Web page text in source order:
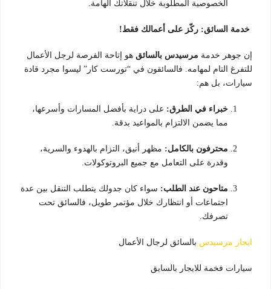
الخصوصية المطلوبة خلال تنقلاتك الهامة.
خدمة السائق: ركّز على أعمالك فقط!
إن جوهر خدمة مرسيدس بالسائق هو إتاحة الفرصة لرجل الأعمال
للتفرغ التام لمهامه. فالسائقون في “تورست كار” ليسوا مجرد قادة
سيارات، بل هم:
خبراء في الطرق: على دراية بأفضل المسارات وأسرعها،
مما يضمن الالتزام بالمواعيد بدقة.
محترفون بالكامل: مظهر أنيق، التزام بالهدوء والسرية،
وقدرة على التعامل مع جميع البروتوكولات.
متاحون عند الطلب: سواء كان جدولك يتطلب التنقل بين عدة
اجتماعات أو انتظارك خلال مؤتمر طويل، فالسائق تحت
تصرفك.
ايجار مرسيدس بالسائق لرجال الأعمال
سيارات فخمة للايجار بالسايق